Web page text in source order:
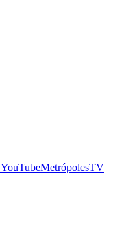
YouTubeMetrópolesTV